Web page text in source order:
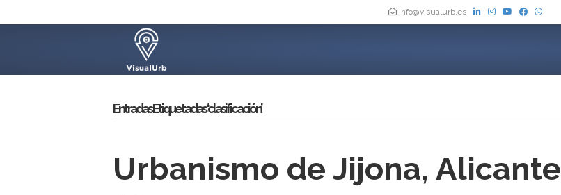
info@visualurb.es
Entradas Etiquetadas ‘clasificación’
Urbanismo de Jijona, Alicante